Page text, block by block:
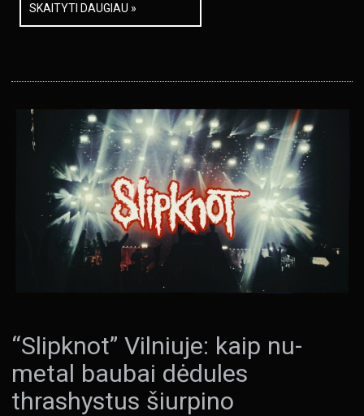
SKAITYTI DAUGIAU »
“Slipknot” Vilniuje: kaip nu-
metal baubai dėdules
thrashystus šiurpino